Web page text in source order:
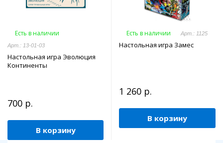
Есть в наличии
Арт.: 13-01-03
Настольная игра Эволюция
Континенты
700 р.
В корзину
Есть в наличии Арт.: 1125
Настольная игра Замес
1 260 р.
В корзину